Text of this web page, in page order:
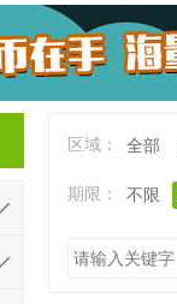
区域： 全部
期限： 不限